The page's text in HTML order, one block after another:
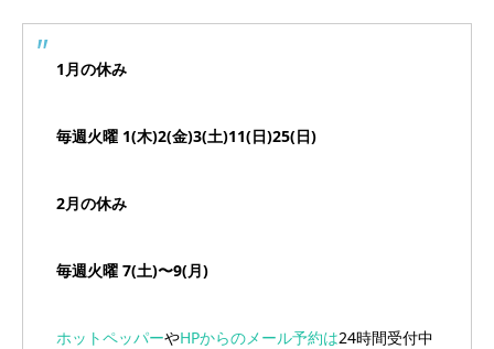
1月の休み
毎週火曜 1(木)2(金)3(土)11(日)25(日)
2月の休み
毎週火曜 7(土)〜9(月)
ホットペッパーやHPからのメール予約は24時間受付中